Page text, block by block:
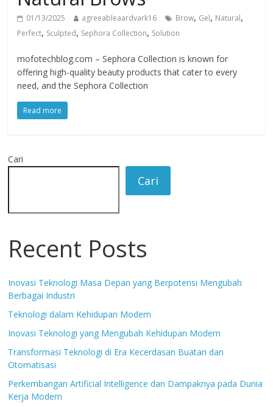
01/13/2025 agreeableaardvark16 Brow, Gel, Natural,
Perfect, Sculpted, Sephora Collection, Solution
mofotechblog.com – Sephora Collection is known for
offering high-quality beauty products that cater to every
need, and the Sephora Collection
Read more
Cari
Cari
Recent Posts
Inovasi Teknologi Masa Depan yang Berpotensi Mengubah
Berbagai Industri
Teknologi dalam Kehidupan Modern
Inovasi Teknologi yang Mengubah Kehidupan Modern
Transformasi Teknologi di Era Kecerdasan Buatan dan
Otomatisasi
Perkembangan Artificial Intelligence dan Dampaknya pada Dunia
Kerja Modern